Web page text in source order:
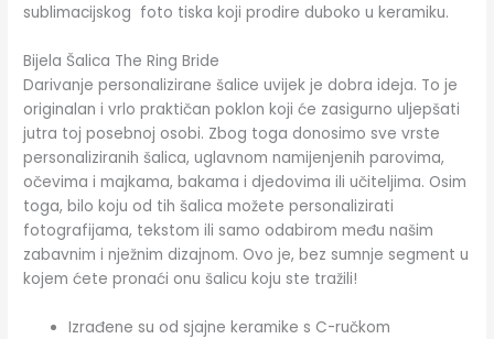
sublimacijskog foto tiska koji prodire duboko u keramiku.
Bijela Šalica The Ring Bride
Darivanje personalizirane šalice uvijek je dobra ideja. To je
originalan i vrlo praktičan poklon koji će zasigurno uljepšati
jutra toj posebnoj osobi. Zbog toga donosimo sve vrste
personaliziranih šalica, uglavnom namijenjenih parovima,
očevima i majkama, bakama i djedovima ili učiteljima. Osim
toga, bilo koju od tih šalica možete personalizirati
fotografijama, tekstom ili samo odabirom među našim
zabavnim i nježnim dizajnom. Ovo je, bez sumnje segment u
kojem ćete pronaći onu šalicu koju ste tražili!
Izrađene su od sjajne keramike s C-ručkom